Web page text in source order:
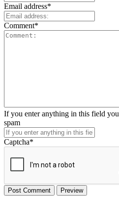
Email address*
Comment*
If you enter anything in this field
spam
Captcha*